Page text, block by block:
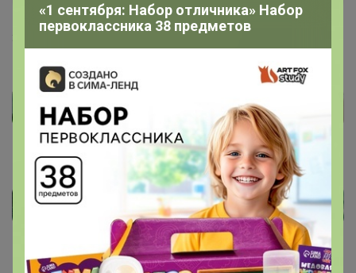
3 декабря, 2025 14:39
[/size]
«1 сентября: Набор отличника» Набор
первоклассника 38 предметов